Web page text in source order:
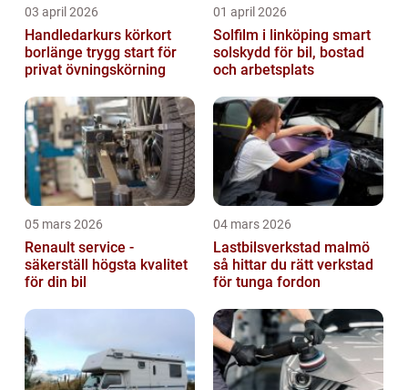
03 april 2026
Handledarkurs körkort
borlänge trygg start för
privat övningskörning
01 april 2026
Solfilm i linköping smart
solskydd för bil, bostad
och arbetsplats
05 mars 2026
Renault service -
säkerställ högsta kvalitet
för din bil
04 mars 2026
Lastbilsverkstad malmö
så hittar du rätt verkstad
för tunga fordon